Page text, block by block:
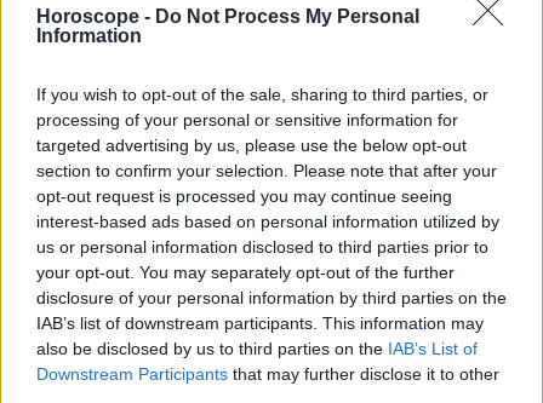
Horoscope - Do Not Process My Personal
Information
If you wish to opt-out of the sale, sharing to third parties, or
processing of your personal or sensitive information for
targeted advertising by us, please use the below opt-out
section to confirm your selection. Please note that after your
opt-out request is processed you may continue seeing
interest-based ads based on personal information utilized by
us or personal information disclosed to third parties prior to
your opt-out. You may separately opt-out of the further
disclosure of your personal information by third parties on the
IAB’s list of downstream participants. This information may
also be disclosed by us to third parties on the IAB’s List of
Downstream Participants that may further disclose it to other
Libra
Sagitario
Capricornio
Acuario
Piscis
Anuncios